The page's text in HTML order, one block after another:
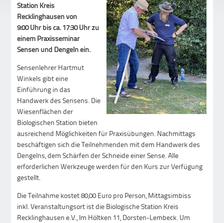
Station Kreis
Recklinghausen von
9:00 Uhr bis ca. 17:30 Uhr zu
einem Praxisseminar
Sensen und Dengeln ein.
Sensenlehrer Hartmut
Winkels gibt eine
Einführung in das
Handwerk des Sensens. Die
Wiesenflächen der
Biologischen Station bieten
ausreichend Möglichkeiten für Praxisübungen. Nachmittags
beschäftigen sich die Teilnehmenden mit dem Handwerk des
Dengelns, dem Schärfen der Schneide einer Sense. Alle
erforderlichen Werkzeuge werden für den Kurs zur Verfügung
gestellt.
Die Teilnahme kostet 80,00 Euro pro Person, Mittagsimbiss
inkl. Veranstaltungsort ist die Biologische Station Kreis
Recklinghausen e.V., Im Höltken 11, Dorsten-Lembeck. Um